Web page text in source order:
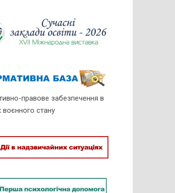
правове забезпечення в
воєнного стану